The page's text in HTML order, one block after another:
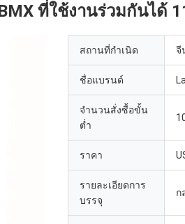
ที่ใช้งานร่วมกันได้
สถานที่กำเนิด จี
ชื่อแบรนด์
จำนวนสั่งซื้อขั้น
ต่ำ
ราคา
รายละเอียดการ
บรรจุ
ก